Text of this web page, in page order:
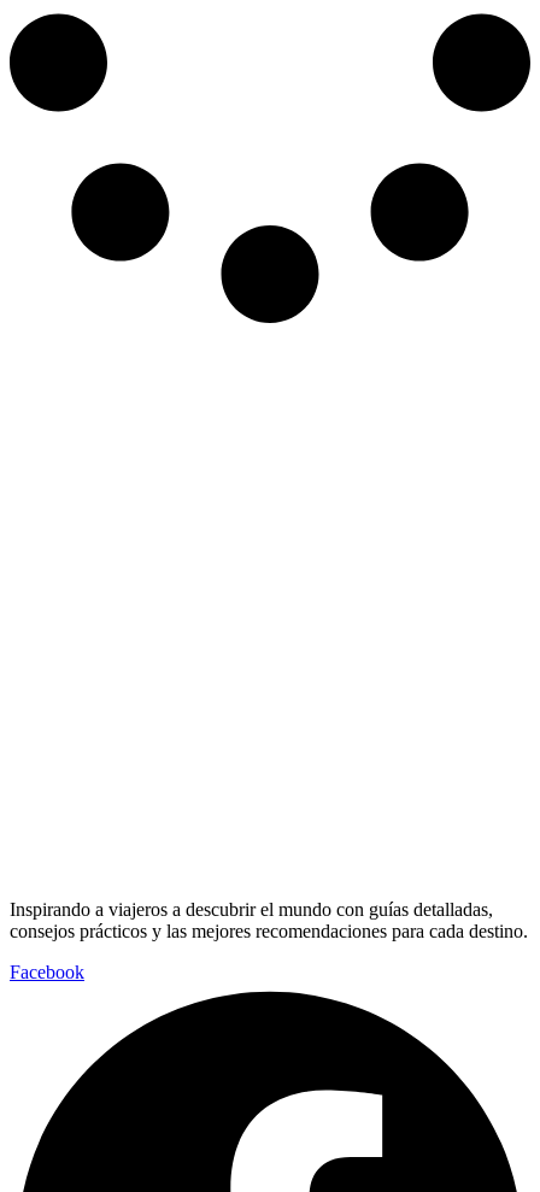
Inspirando a viajeros a descubrir el mundo con guías detalladas,
consejos prácticos y las mejores recomendaciones para cada destino.
Facebook